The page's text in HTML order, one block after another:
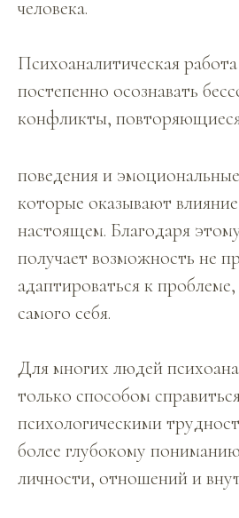
человека.
Психоаналитическая
постепенно осознавать
конфликты,
поведения и
которые оказывают
настоящем. Благодаря
получает возможность не
адаптироваться к
самого себя.
Для многих людей
только способом
психологическими
более глубокому
личности, отношений и